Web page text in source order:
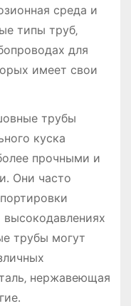
среда и
типы труб‚
для
имеет свои
трубы
куска
прочными и
Они часто
трубы могут
нержавеющая